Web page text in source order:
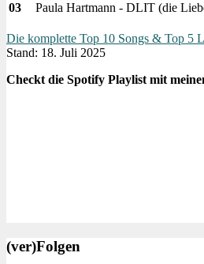
03
Paula Hartmann - DLIT (die
Die komplette Top 10 Songs & Top 5
Stand: 18. Juli 2025
Checkt die Spotify Playlist mit
(ver)Folgen